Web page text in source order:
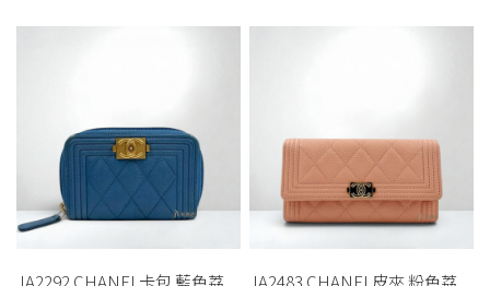
JA2292 CHANEL卡包 藍色荔
JA2483 CHANEL皮夾 粉色荔